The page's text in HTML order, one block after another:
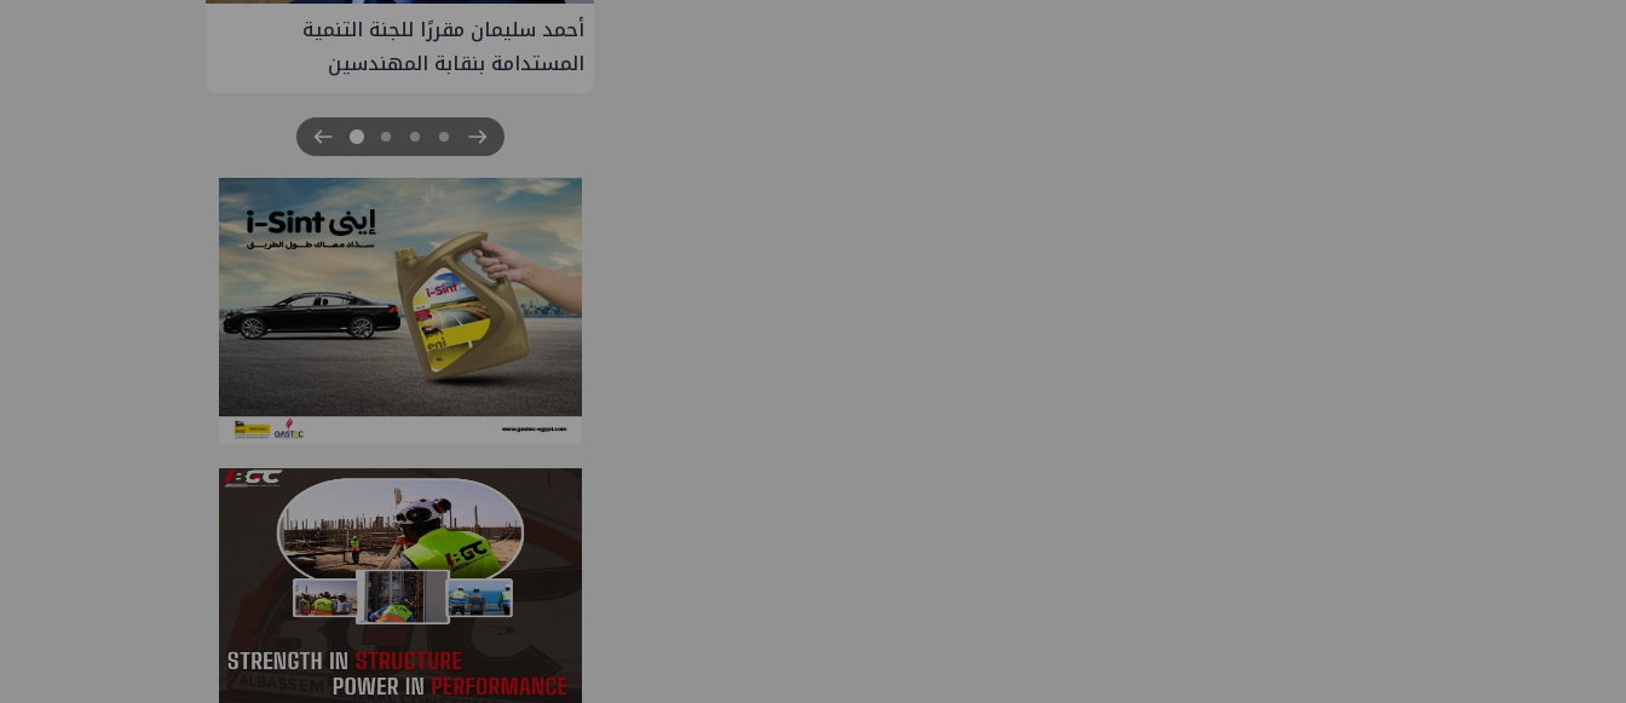
أحمد سليمان مقررًا للجنة التنمية
المستدامة بنقابة المهندسين
PMS تنهي أعمال إنزال الخطوط البحرية
الثلاث بمشروع المرحلة الرابعة لتنمية حقل
سيناء للبترول